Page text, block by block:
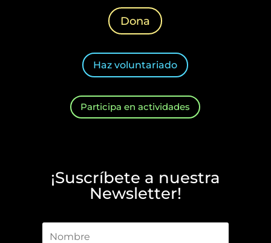
Dona
Haz voluntariado
Participa en actividades
¡Suscríbete a nuestra
Newsletter!